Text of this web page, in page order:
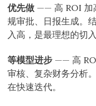
优先做 —— 高 ROI 加
规审批、日报生成。
入高，是最理想的切入
等模型进步 —— 高
审核、复杂财务分析
在快速迭代。